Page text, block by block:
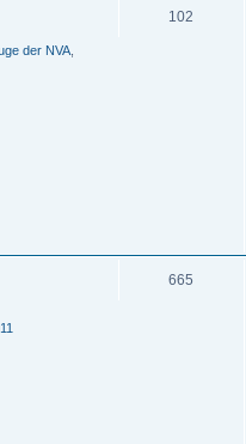
der NVA
102
665